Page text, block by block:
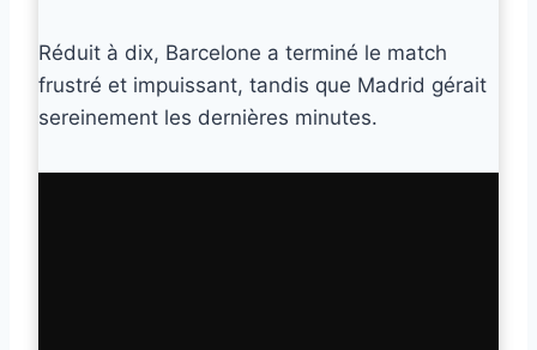
Réduit à dix, Barcelone a terminé le match
frustré et impuissant, tandis que Madrid gérait
sereinement les dernières minutes.